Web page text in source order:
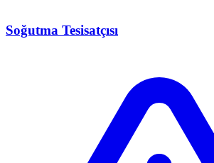
Soğutma Tesisatçısı